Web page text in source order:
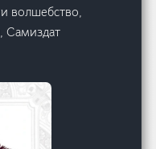
волшебство,
Самиздат